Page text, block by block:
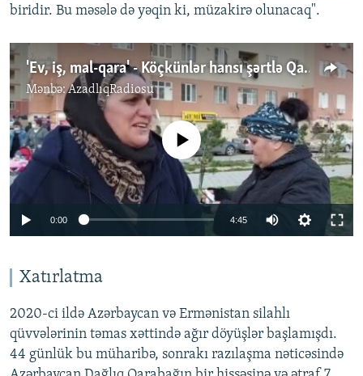
biridir. Bu məsələ də yəqin ki, müzakirə olunacaq".
'Ev, iş, mal-qara' - Köçkünlər hansı şərtlə Qarabağa qayıtmaq istəyir
Mənbə:AzadlıqRadiosu
720p 1080p
No media source currently available
0:00 4:45
720p
1080p
Xatırlatma
2020-ci ildə Azərbaycan və Ermənistan silahlı
qüvvələrinin təmas xəttində ağır döyüşlər başlamışdı.
44 günlük bu müharibə, sonrakı razılaşma nəticəsində